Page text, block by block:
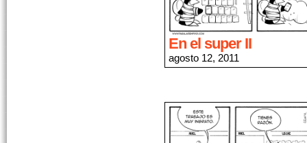
En el super II
agosto 12, 2011